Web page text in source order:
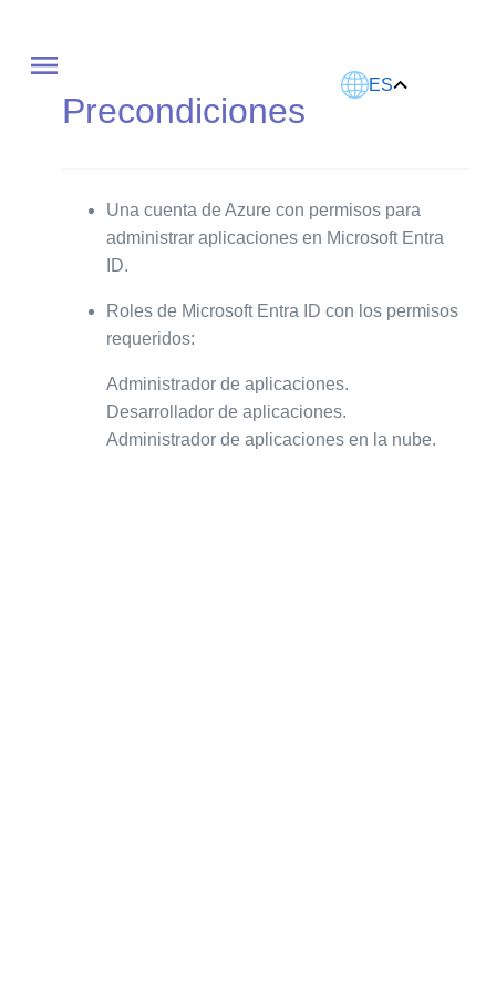
ES
Precondiciones
Una cuenta de Azure con permisos para
administrar aplicaciones en Microsoft Entra
ID.
Roles de Microsoft Entra ID con los permisos
requeridos:
Administrador de aplicaciones.
Desarrollador de aplicaciones.
Administrador de aplicaciones en la nube.